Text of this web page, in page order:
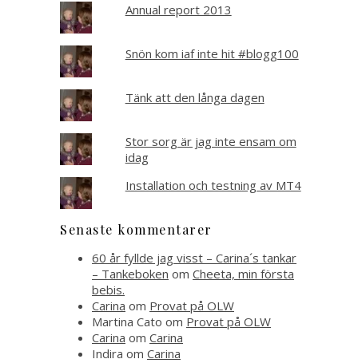
Annual report 2013
Snön kom iaf inte hit #blogg100
Tänk att den långa dagen
Stor sorg är jag inte ensam om
idag
Installation och testning av MT4
Senaste kommentarer
60 år fyllde jag visst – Carina´s tankar
– Tankeboken om Cheeta, min första
bebis.
Carina om Provat på OLW
Martina Cato om Provat på OLW
Carina om Carina
Indira om Carina